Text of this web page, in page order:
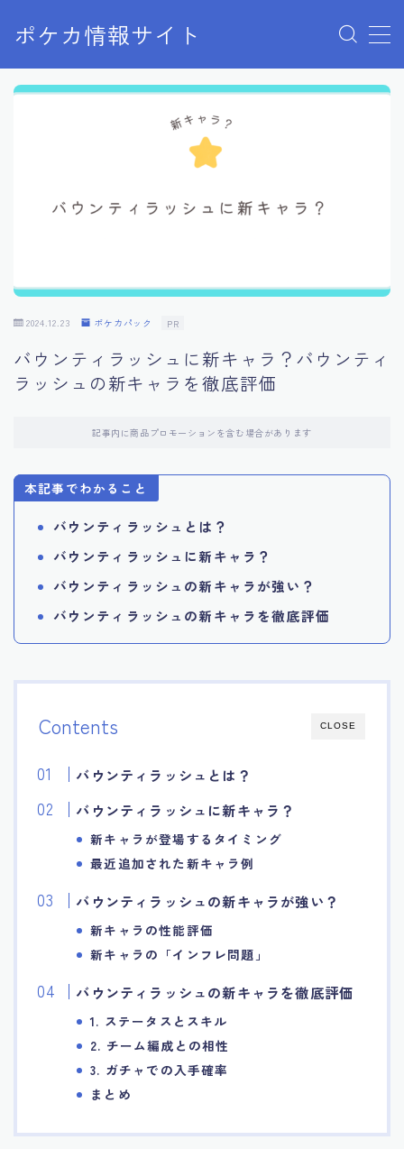
ポケカ情報サイト
MENU
Home
2024.12.23 ポケカパック PR
バウンティラッシュに新キャラ？バウンティ
ラッシュの新キャラを徹底評価
記事内に商品プロモーションを含む場合があります
本記事でわかること
バウンティラッシュとは？
バウンティラッシュに新キャラ？
バウンティラッシュの新キャラが強い？
バウンティラッシュの新キャラを徹底評価
CLOSE
Contents
バウンティラッシュとは？
バウンティラッシュに新キャラ？
新キャラが登場するタイミング
最近追加された新キャラ例
バウンティラッシュの新キャラが強い？
新キャラの性能評価
新キャラの「インフレ問題」
バウンティラッシュの新キャラを徹底評価
1. ステータスとスキル
2. チーム編成との相性
3. ガチャでの入手確率
まとめ